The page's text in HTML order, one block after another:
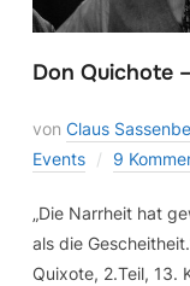
Don Quichote
von Claus
Events
9
„Die Narrheit hat
als die
Quixote, 2.Teil, 13.